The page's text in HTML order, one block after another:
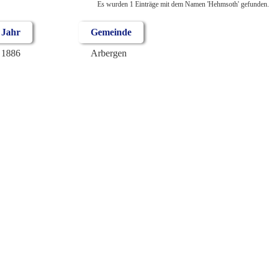
Es wurden 1 Einträge mit dem Namen 'Hehmsoth' gefunden.
Jahr Gemeinde
1886 Arbergen